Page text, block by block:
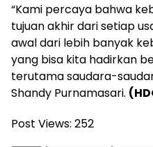
“Kami percaya bahwa
tujuan akhir dari setiap
awal dari lebih banyak
yang bisa kita hadirkan
terutama saudara-
Shandy Purnamasari.
Post Views: 252